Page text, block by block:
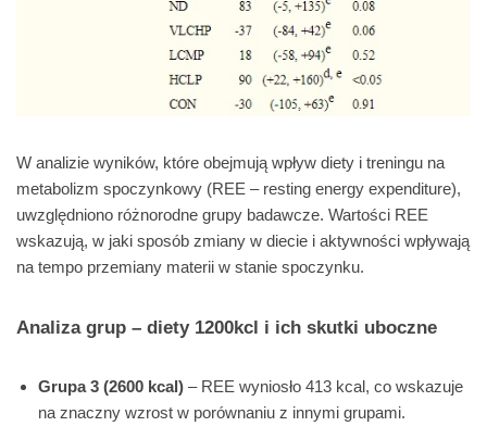
W analizie wyników, które obejmują wpływ diety i treningu na
metabolizm spoczynkowy (REE – resting energy expenditure),
uwzględniono różnorodne grupy badawcze. Wartości REE
wskazują, w jaki sposób zmiany w diecie i aktywności wpływają
na tempo przemiany materii w stanie spoczynku.
Analiza grup – diety 1200kcl i ich skutki uboczne
Grupa 3 (2600 kcal) – REE wyniosło 413 kcal, co wskazuje
na znaczny wzrost w porównaniu z innymi grupami.